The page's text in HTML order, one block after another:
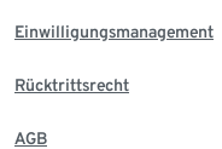
Einwilligungsmanagement
Rücktrittsrecht
AGB